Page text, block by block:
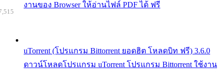
งานของ Browser ให้อ่านไฟล์ PDF ได้ ฟรี
uTorrent (โปรแกรม Bittorrent ยอดฮิต โหลดบิท ฟรี) 3.6.0
ดาวน์โหลดโปรแกรม uTorrent โปรแกรม Bittorrent ใช้งาน